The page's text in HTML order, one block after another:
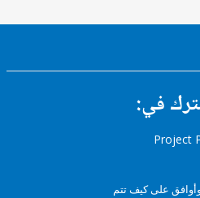
كيف تتم